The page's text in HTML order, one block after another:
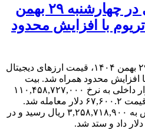
بازار ارزهای دیجیتال در چهارشنبه ۲۹ بهمن
اتریوم با افزایش محدود
در معاملات امروز چهارشنبه ۲۹ بهمن ۱۴۰۴، قیمت ارزهای دیجیتال
افزایش محدود همراه شد. بیت
کوین با ۰.۱۹ درصد رشد در بازار داخلی به نرخ ۱۱۰,۴۵۸,۷۲۷,۰۰۰
ریال رسید و در بازار جهانی با قیمت ۶۷,۶۰۰.۲ دلار معامله شد.
اتریوم نیز با ۰.۳۴ درصد افزایش به ۳,۲۵۸,۷۱۸,۹۰۰ ریال رسید و در